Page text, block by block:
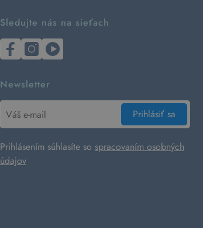
Sledujte nás na sieťach
Newsletter
Prihlásiť sa
Prihlásením súhlasíte so spracovaním osobných
údajov